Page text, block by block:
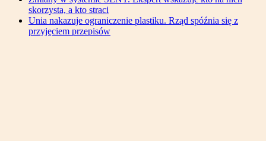
skorzysta, a kto straci
Unia nakazuje ograniczenie plastiku. Rząd spóźnia się z
przyjęciem przepisów